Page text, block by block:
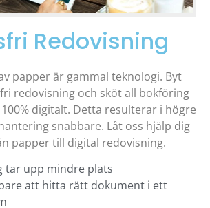
Redovisning
papper är gammal teknologi. Byt
redovisning och sköt all bokföring
digitalt. Detta resulterar i högre
snabbare. Låt oss hjälp dig
papper till digital redovisning.
tar upp mindre plats
att hitta rätt dokument i ett